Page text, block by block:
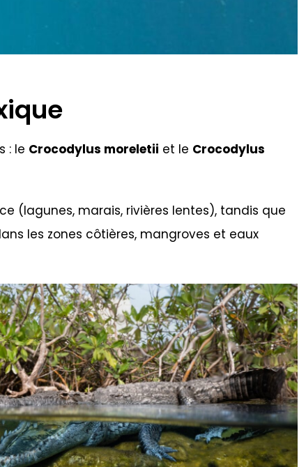
: le Crocodylus moreletii et le Crocodylus
(lagunes, marais, rivières lentes), tandis que
les zones côtières, mangroves et eaux